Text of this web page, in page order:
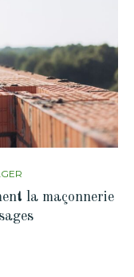
la maçonnerie